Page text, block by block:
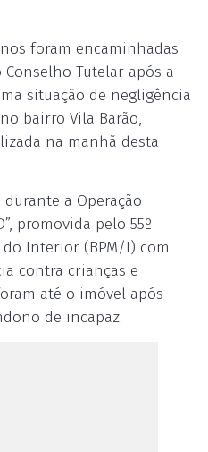
foram encaminhadas
Tutelar após a
situação de negligência
bairro Vila Barão,
na manhã desta
a Operação
promovida pelo 55º
Interior (BPM/I) com
contra crianças e
até o imóvel após
de incapaz.